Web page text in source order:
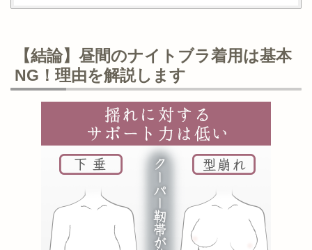
【結論】昼間のナイトブラ着用は基本
NG！理由を解説します